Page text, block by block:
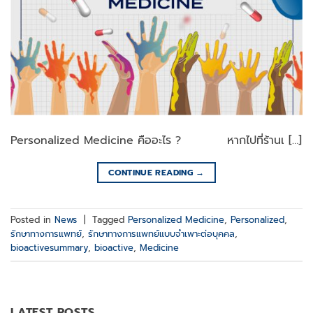
Personalized Medicine คืออะไร ? หากไปที่ร้านเ […]
CONTINUE READING →
Posted in News Tagged Personalized Medicine, Personalized,
รักษาทางการแพทย์, รักษาทางการแพทย์แบบจำเพาะต่อบุคคล,
bioactivesummary, bioactive, Medicine